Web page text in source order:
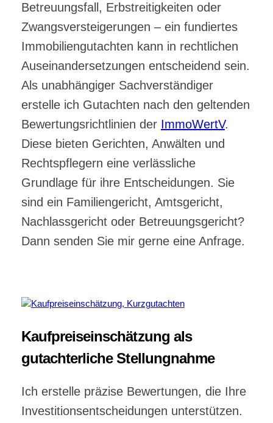
Betreuungsfall, Erbstreitigkeiten oder
Zwangsversteigerungen – ein fundiertes
Immobiliengutachten kann in rechtlichen
Auseinandersetzungen entscheidend sein.
Als unabhängiger Sachverständiger
erstelle ich Gutachten nach den geltenden
Bewertungsrichtlinien der ImmoWertV.
Diese bieten Gerichten, Anwälten und
Rechtspflegern eine verlässliche
Grundlage für ihre Entscheidungen. Sie
sind ein Familiengericht, Amtsgericht,
Nachlassgericht oder Betreuungsgericht?
Dann senden Sie mir gerne eine Anfrage.
Kaufpreiseinschätzung als
gutachterliche Stellungnahme
Ich erstelle präzise Bewertungen, die Ihre
Investitionsentscheidungen unterstützen.